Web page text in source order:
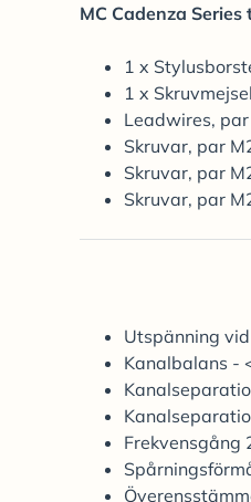
MC Cadenza
1 x
1 x Skruvmejsel
Leadwires,
Skruvar, par
Skruvar, par
Skruvar, par
Utspänning
Kanalbalans -
Frekvensgång